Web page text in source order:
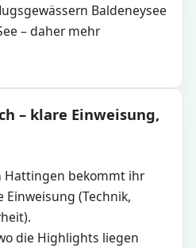
Baldeneysee
– daher mehr
– klare Einweisung,
Hattingen bekommt ihr
(Technik,
die Highlights liegen